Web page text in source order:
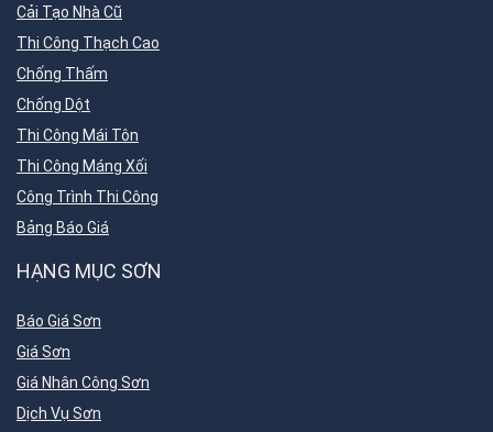
Cải Tạo Nhà Cũ
Thi Công Thạch Cao
Chống Thấm
Chống Dột
Thi Công Mái Tôn
Thi Công Máng Xối
Công Trình Thi Công
Bảng Báo Giá
HẠNG MỤC SƠN
Báo Giá Sơn
Giá Sơn
Giá Nhân Công Sơn
Dịch Vụ Sơn